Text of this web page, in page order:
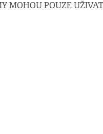
MOHOU POUZE